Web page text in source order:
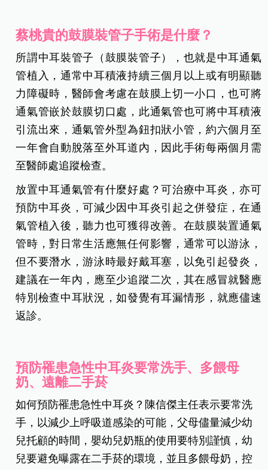
蔡桃貴的鼓膜裝管子手術是什麼？
所謂中耳裝管子（鼓膜裝管子），也就是中耳通氣
管植入，通常中耳積液持續三個月以上或有明顯聽
力障礙時，醫師會考慮在鼓膜上切一小口，也可將
通氣管嵌於鼓膜切口處，此通氣管也可將中耳積液
引流出來，通氣管外型為鈕扣狀小管，約六個月至
一年會自動脫落至外耳道內，因此手術每兩個月需
至醫師處追蹤檢查。
放置中耳通氣管有什麼好處？可治療中耳炎，亦可
預防中耳炎，可減少因中耳炎引起之併發症，在通
氣管植入後，聽力也可獲得改善。在鼓膜裝置通氣
管時，對日常生活應無任何影響，通常可以游泳，
但不要潛水，游泳時最好戴耳塞，以免引起發炎，
建議在一年內，應至少追蹤二次，其在感冒就醫應
特別檢查中耳狀況，如發覺有耳漏情形，就應儘速
返診。
預防罹患急性中耳炎要常洗手、多餵母
奶、遠離二手菸
如何預防罹患急性中耳炎？陳信傑主任表示要常洗
手，以減少上呼吸道感染的可能，父母儘量減少幼
兒托顧的時間，嬰幼兒奶瓶的使用要特別謹慎，幼
兒要避免曝露在二手菸的環境，並且多餵母奶，控